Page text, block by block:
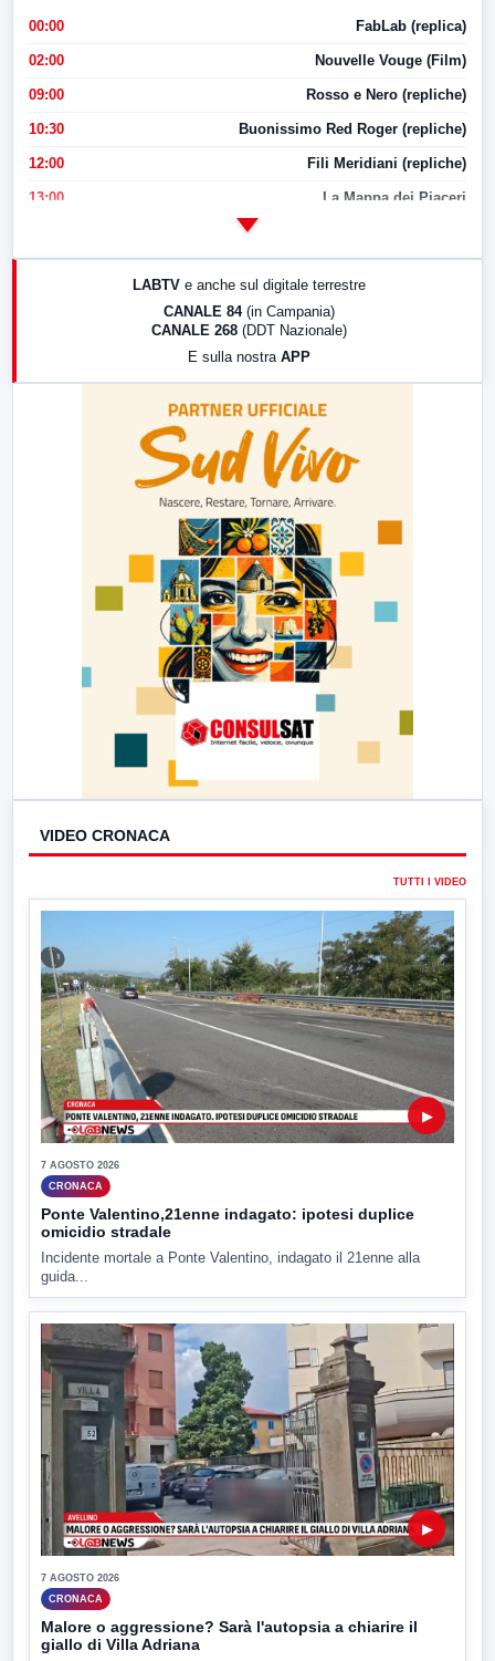
00:00 FabLab (replica)
02:00 Nouvelle Vouge (Film)
09:00 Rosso e Nero (repliche)
10:30 Buonissimo Red Roger (repliche)
12:00 Fili Meridiani (repliche)
13:00 La Mappa dei Piaceri
17:00 LabNews (replica)
LABTV e anche sul digitale terrestre
CANALE 84 (in Campania)
CANALE 268 (DDT Nazionale)
E sulla nostra APP
VIDEO CRONACA
TUTTI I VIDEO
▶
7 AGOSTO 2026
CRONACA
Ponte Valentino,21enne indagato: ipotesi duplice
omicidio stradale
Incidente mortale a Ponte Valentino, indagato il 21enne alla
guida...
▶
7 AGOSTO 2026
CRONACA
Malore o aggressione? Sarà l'autopsia a chiarire il
giallo di Villa Adriana